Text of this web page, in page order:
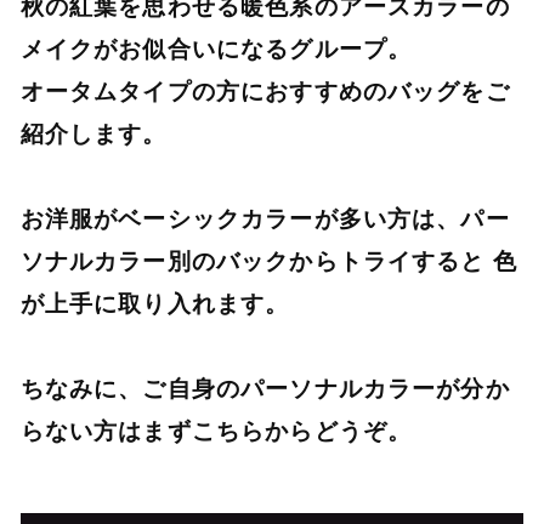
メイクがお似合いになるグループ。
オータムタイプの方におすすめのバッグをご
紹介します。
お洋服がベーシックカラーが多い方は、パー
ソナルカラー別のバックからトライすると 色
が上手に取り入れます。
ちなみに、ご自身のパーソナルカラーが分か
らない方はまずこちらからどうぞ。